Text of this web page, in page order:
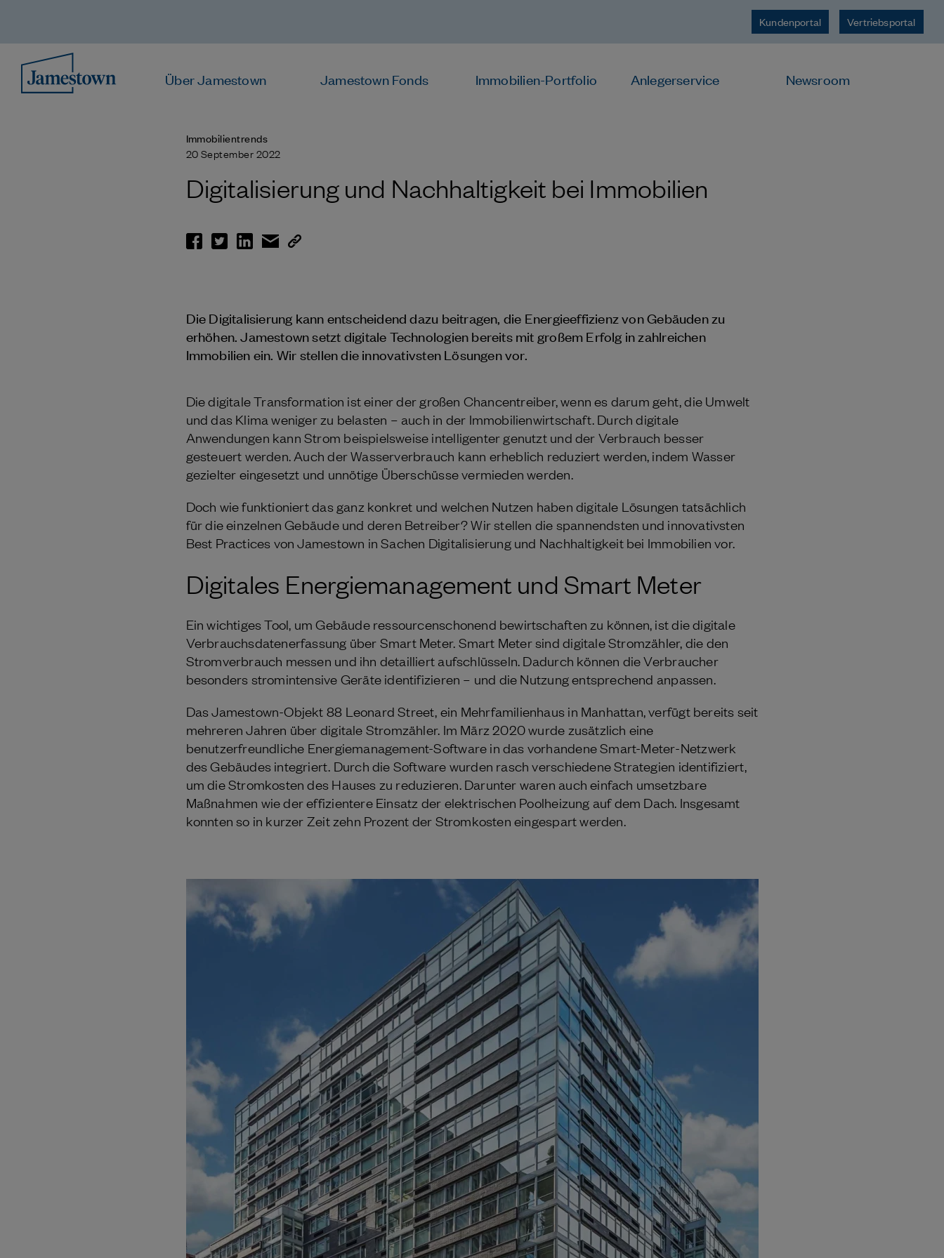
Kundenportal Vertriebsportal
Über Jamestown Jamestown Fonds Immobilien-Portfolio Anlegerservice Newsroom
Immobilientrends
20 September 2022
Digitalisierung und Nachhaltigkeit bei Immobilien
Die Digitalisierung kann entscheidend dazu beitragen, die Energieeffizienz von Gebäuden zu
erhöhen. Jamestown setzt digitale Technologien bereits mit großem Erfolg in zahlreichen
Immobilien ein. Wir stellen die innovativsten Lösungen vor.
Die digitale Transformation ist einer der großen Chancentreiber, wenn es darum geht, die Umwelt
und das Klima weniger zu belasten – auch in der Immobilienwirtschaft. Durch digitale
Anwendungen kann Strom beispielsweise intelligenter genutzt und der Verbrauch besser
gesteuert werden. Auch der Wasserverbrauch kann erheblich reduziert werden, indem Wasser
gezielter eingesetzt und unnötige Überschüsse vermieden werden.
Doch wie funktioniert das ganz konkret und welchen Nutzen haben digitale Lösungen tatsächlich
für die einzelnen Gebäude und deren Betreiber? Wir stellen die spannendsten und innovativsten
Best Practices von Jamestown in Sachen Digitalisierung und Nachhaltigkeit bei Immobilien vor.
Digitales Energiemanagement und Smart Meter
Ein wichtiges Tool, um Gebäude ressourcenschonend bewirtschaften zu können, ist die digitale
Verbrauchsdatenerfassung über Smart Meter. Smart Meter sind digitale Stromzähler, die den
Stromverbrauch messen und ihn detailliert aufschlüsseln. Dadurch können die Verbraucher
besonders stromintensive Geräte identifizieren – und die Nutzung entsprechend anpassen.
Das Jamestown-Objekt 88 Leonard Street, ein Mehrfamilienhaus in Manhattan, verfügt bereits seit
mehreren Jahren über digitale Stromzähler. Im März 2020 wurde zusätzlich eine
benutzerfreundliche Energiemanagement-Software in das vorhandene Smart-Meter-Netzwerk
des Gebäudes integriert. Durch die Software wurden rasch verschiedene Strategien identifiziert,
um die Stromkosten des Hauses zu reduzieren. Darunter waren auch einfach umsetzbare
Maßnahmen wie der effizientere Einsatz der elektrischen Poolheizung auf dem Dach. Insgesamt
konnten so in kurzer Zeit zehn Prozent der Stromkosten eingespart werden.